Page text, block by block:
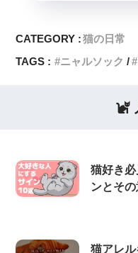
CATEGORY :猫の日常
TAGS :
ニャルソック
猫好き
ンとその
猫アレ